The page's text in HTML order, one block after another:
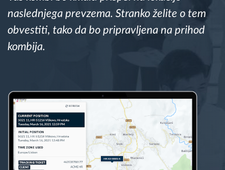
Načrtovanje in spremljanje poti
Samodejno prepoznavanje voznika
Kako bomo rešili vse potrebe dejavnosti flote
Izračun prihrankov
naslednjega prevzema. Stranko želite o tem
obvestiti, tako da bo pripravljena na prihod
kombija.